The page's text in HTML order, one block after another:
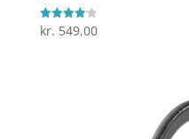
Vurderet
4.1
kr. 549,00